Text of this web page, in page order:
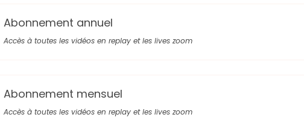
Abonnement annuel
Accès à toutes les vidéos en replay et les lives zoom
Abonnement mensuel
Accès à toutes les vidéos en replay et les lives zoom